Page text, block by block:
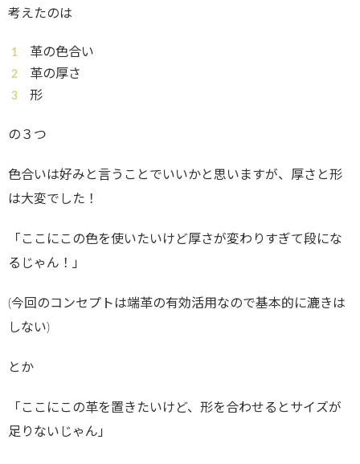
考えたのは
革の色合い
革の厚さ
形
の３つ
色合いは好みと言うことでいいかと思いますが、厚さと形
は大変でした！
「ここにこの色を使いたいけど厚さが変わりすぎて段にな
るじゃん！」
(今回のコンセプトは端革の有効活用なので基本的に漉きは
しない)
とか
「ここにこの革を置きたいけど、形を合わせるとサイズが
足りないじゃん」